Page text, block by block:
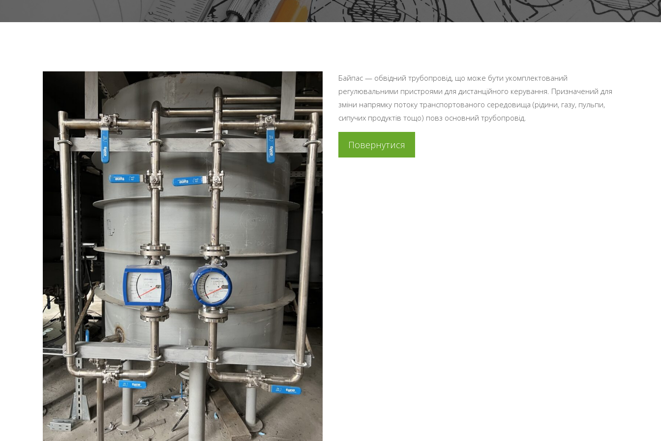
Байпас — обвідний трубопровід, що може бути укомплектований
регулювальними пристроями для дистанційного керування. Призначений для
зміни напрямку потоку транспортованого середовища (рідини, газу, пульпи,
сипучих продуктів тощо) повз основний трубопровід.
Повернутися